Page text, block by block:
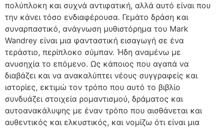
πολύπλοκη και συχνά αντιφατική, αλλά αυτό είναι που
την κάνει τόσο ενδιαφέρουσα. Γεμάτο δράση και
συναρπαστικό, ανάγνωση μυθιστόρημα του Mark
Wandrey είναι μια φανταστική εισαγωγή σε ένα
τεράστιο, περίπλοκο σύμπαν. Ήδη αναμένω με
ανυσηχία το επόμενο. Ως κάποιος που αγαπά να
διαβάζει και να ανακαλύπτει νέους συγγραφείς και
ιστορίες, εκτιμώ τον τρόπο που αυτό το βιβλίο
συνδυάζει στοιχεία ρομαντισμού, δράματος και
αυτοανακάλυψης με έναν τρόπο που αισθάνεται και
αυθεντικός και ελκυστικός, και νομίζω ότι είναι μια